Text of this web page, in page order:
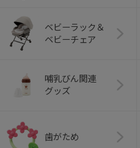
ベビーラック＆
ベビーチェア
哺乳びん関連
グッズ
歯がため